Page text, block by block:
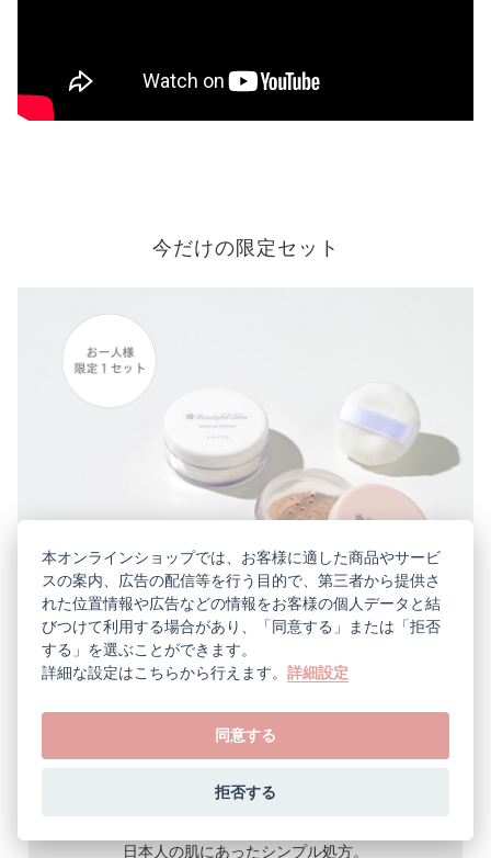
今だけの限定セット
約1週間のお試し 送料無料 便利なポスト投函
1,980円（税込）
日本人の肌にあったシンプル処方。
本オンラインショップでは、お客様に適した商品やサービ
スの案内、広告の配信等を行う目的で、第三者から提供さ
れた位置情報や広告などの情報をお客様の個人データと結
びつけて利用する場合があり、「同意する」または「拒否
する」を選ぶことができます。
詳細な設定はこちらから行えます。詳細設定
同意する
拒否する